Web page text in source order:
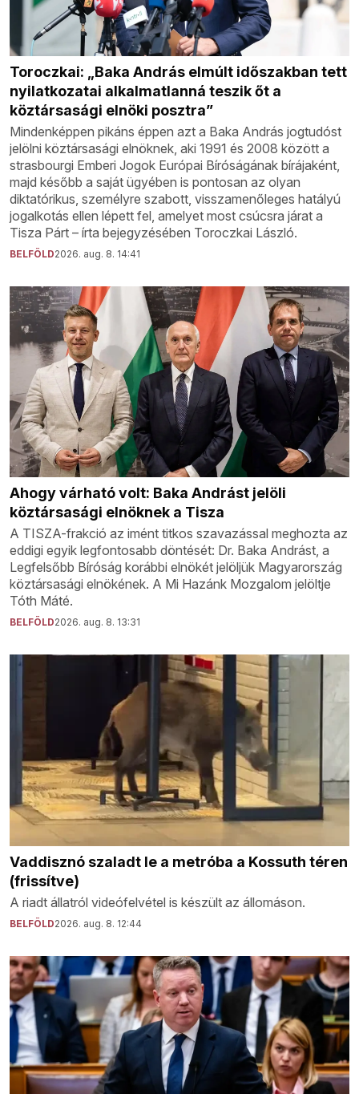
Toroczkai: „Baka András elmúlt időszakban tett
nyilatkozatai alkalmatlanná teszik őt a
köztársasági elnöki posztra”
Mindenképpen pikáns éppen azt a Baka András jogtudóst
jelölni köztársasági elnöknek, aki 1991 és 2008 között a
strasbourgi Emberi Jogok Európai Bíróságának bírájaként,
majd később a saját ügyében is pontosan az olyan
diktatórikus, személyre szabott, visszamenőleges hatályú
jogalkotás ellen lépett fel, amelyet most csúcsra járat a
Tisza Párt – írta bejegyzésében Toroczkai László.
BELFÖLD2026. aug. 8. 14:41
Ahogy várható volt: Baka Andrást jelöli
köztársasági elnöknek a Tisza
A TISZA-frakció az imént titkos szavazással meghozta az
eddigi egyik legfontosabb döntését: Dr. Baka Andrást, a
Legfelsőbb Bíróság korábbi elnökét jelöljük Magyarország
köztársasági elnökének. A Mi Hazánk Mozgalom jelöltje
Tóth Máté.
BELFÖLD2026. aug. 8. 13:31
Vaddisznó szaladt le a metróba a Kossuth téren
(frissítve)
A riadt állatról videófelvétel is készült az állomáson.
BELFÖLD2026. aug. 8. 12:44